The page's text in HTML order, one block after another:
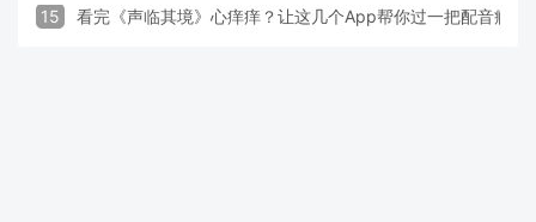
15 看完《声临其境》心痒痒？让这几个App帮你过一把配音瘾